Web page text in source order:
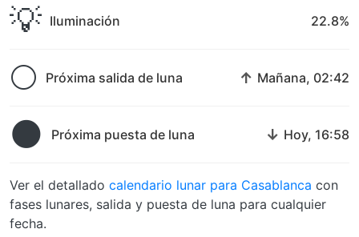
💡 Iluminación 22.8%
🌕 Próxima salida de luna ↑ Mañana, 02:42
🌑 Próxima puesta de luna ↓ Hoy, 16:58
Ver el detallado calendario lunar para Casablanca con
fases lunares, salida y puesta de luna para cualquier
fecha.